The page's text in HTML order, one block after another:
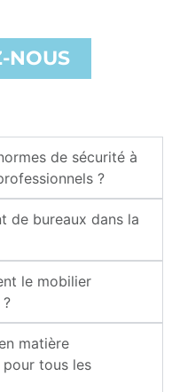
NOUS
de sécurité à
?
de bureaux dans la
le mobilier
matière
pour tous les